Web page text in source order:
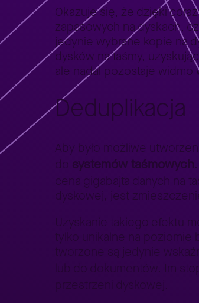
Okazuje się, że dzięki
zapasowych na dyskach,
jedynie wybrane kopie na
dysków na taśmy,
ale nadal pozostaje widmo
Deduplikacja
Aby było możliwe
do systemów taśmowych
cena gigabajta danych na
dyskowej, jest
Uzyskanie takiego efektu
tylko unikalne na poziomie
tworzone są jedynie
lub do dokumentów. Im
przestrzeni dyskowej.